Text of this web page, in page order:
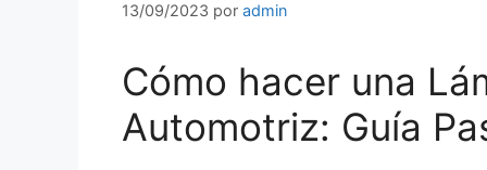
13/09/2023 por admin
Cómo hacer una
Automotriz: Guía